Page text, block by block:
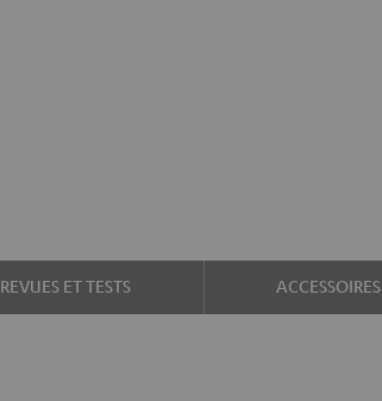
REVUES ET TESTS ACCESSOIRES